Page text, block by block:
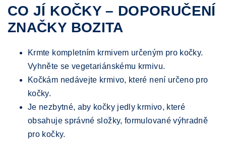
CO JÍ KOČKY – DOPORUČENÍ
ZNAČKY BOZITA
Krmte kompletním krmivem určeným pro kočky.
Vyhněte se vegetariánskému krmivu.
Kočkám nedávejte krmivo, které není určeno pro
kočky.
Je nezbytné, aby kočky jedly krmivo, které
obsahuje správné složky, formulované výhradně
pro kočky.